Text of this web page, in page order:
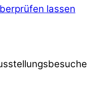
lassen